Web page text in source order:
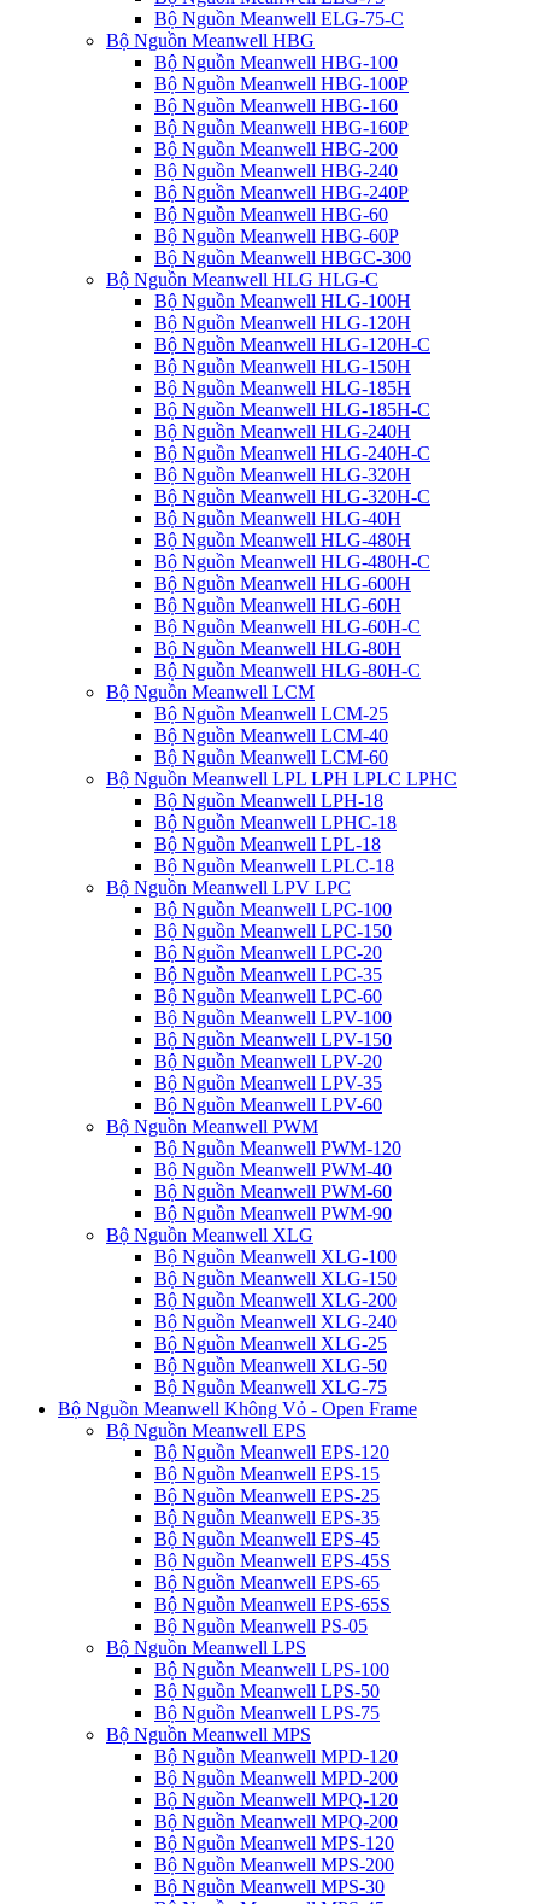
Bộ Nguồn Meanwell ELG-75-C
Bộ Nguồn Meanwell HBG
Bộ Nguồn Meanwell HBG-100
Bộ Nguồn Meanwell HBG-100P
Bộ Nguồn Meanwell HBG-160
Bộ Nguồn Meanwell HBG-160P
Bộ Nguồn Meanwell HBG-200
Bộ Nguồn Meanwell HBG-240
Bộ Nguồn Meanwell HBG-240P
Bộ Nguồn Meanwell HBG-60
Bộ Nguồn Meanwell HBG-60P
Bộ Nguồn Meanwell HBGC-300
Bộ Nguồn Meanwell HLG HLG-C
Bộ Nguồn Meanwell HLG-100H
Bộ Nguồn Meanwell HLG-120H
Bộ Nguồn Meanwell HLG-120H-C
Bộ Nguồn Meanwell HLG-150H
Bộ Nguồn Meanwell HLG-185H
Bộ Nguồn Meanwell HLG-185H-C
Bộ Nguồn Meanwell HLG-240H
Bộ Nguồn Meanwell HLG-240H-C
Bộ Nguồn Meanwell HLG-320H
Bộ Nguồn Meanwell HLG-320H-C
Bộ Nguồn Meanwell HLG-40H
Bộ Nguồn Meanwell HLG-480H
Bộ Nguồn Meanwell HLG-480H-C
Bộ Nguồn Meanwell HLG-600H
Bộ Nguồn Meanwell HLG-60H
Bộ Nguồn Meanwell HLG-60H-C
Bộ Nguồn Meanwell HLG-80H
Bộ Nguồn Meanwell HLG-80H-C
Bộ Nguồn Meanwell LCM
Bộ Nguồn Meanwell LCM-25
Bộ Nguồn Meanwell LCM-40
Bộ Nguồn Meanwell LCM-60
Bộ Nguồn Meanwell LPL LPH LPLC LPHC
Bộ Nguồn Meanwell LPH-18
Bộ Nguồn Meanwell LPHC-18
Bộ Nguồn Meanwell LPL-18
Bộ Nguồn Meanwell LPLC-18
Bộ Nguồn Meanwell LPV LPC
Bộ Nguồn Meanwell LPC-100
Bộ Nguồn Meanwell LPC-150
Bộ Nguồn Meanwell LPC-20
Bộ Nguồn Meanwell LPC-35
Bộ Nguồn Meanwell LPC-60
Bộ Nguồn Meanwell LPV-100
Bộ Nguồn Meanwell LPV-150
Bộ Nguồn Meanwell LPV-20
Bộ Nguồn Meanwell LPV-35
Bộ Nguồn Meanwell LPV-60
Bộ Nguồn Meanwell PWM
Bộ Nguồn Meanwell PWM-120
Bộ Nguồn Meanwell PWM-40
Bộ Nguồn Meanwell PWM-60
Bộ Nguồn Meanwell PWM-90
Bộ Nguồn Meanwell XLG
Bộ Nguồn Meanwell XLG-100
Bộ Nguồn Meanwell XLG-150
Bộ Nguồn Meanwell XLG-200
Bộ Nguồn Meanwell XLG-240
Bộ Nguồn Meanwell XLG-25
Bộ Nguồn Meanwell XLG-50
Bộ Nguồn Meanwell XLG-75
Bộ Nguồn Meanwell Không Vỏ - Open Frame
Bộ Nguồn Meanwell EPS
Bộ Nguồn Meanwell EPS-120
Bộ Nguồn Meanwell EPS-15
Bộ Nguồn Meanwell EPS-25
Bộ Nguồn Meanwell EPS-35
Bộ Nguồn Meanwell EPS-45
Bộ Nguồn Meanwell EPS-45S
Bộ Nguồn Meanwell EPS-65
Bộ Nguồn Meanwell EPS-65S
Bộ Nguồn Meanwell PS-05
Bộ Nguồn Meanwell LPS
Bộ Nguồn Meanwell LPS-100
Bộ Nguồn Meanwell LPS-50
Bộ Nguồn Meanwell LPS-75
Bộ Nguồn Meanwell MPS
Bộ Nguồn Meanwell MPD-120
Bộ Nguồn Meanwell MPD-200
Bộ Nguồn Meanwell MPQ-120
Bộ Nguồn Meanwell MPQ-200
Bộ Nguồn Meanwell MPS-120
Bộ Nguồn Meanwell MPS-200
Bộ Nguồn Meanwell MPS-30